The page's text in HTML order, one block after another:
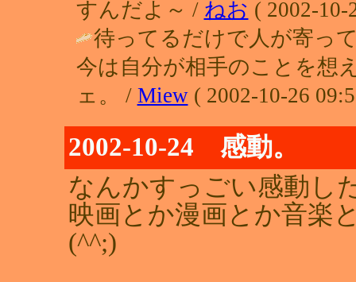
すんだよ～ / ねお ( 2002-10-
待ってるだけで人が寄っ
今は自分が相手のことを想
ェ。 / Miew( 2002-10-26
2002-10-24 感動。
なんかすっごい感動し
映画とか漫画とか音楽
(^^;)